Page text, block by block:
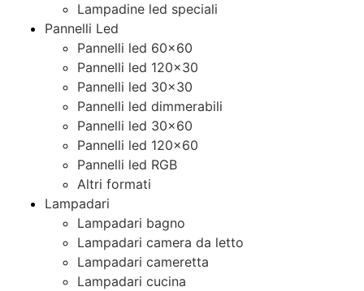
Lampadine led speciali
Pannelli Led
Pannelli led 60×60
Pannelli led 120×30
Pannelli led 30×30
Pannelli led dimmerabili
Pannelli led 30×60
Pannelli led 120×60
Pannelli led RGB
Altri formati
Lampadari
Lampadari bagno
Lampadari camera da letto
Lampadari cameretta
Lampadari cucina